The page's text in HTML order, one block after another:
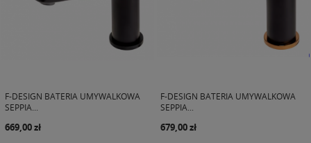
F-DESIGN BATERIA UMYWALKOWA
SEPPIA...
669,00 zł
F-DESIGN BATERIA UMYWALKOWA
SEPPIA...
679,00 zł